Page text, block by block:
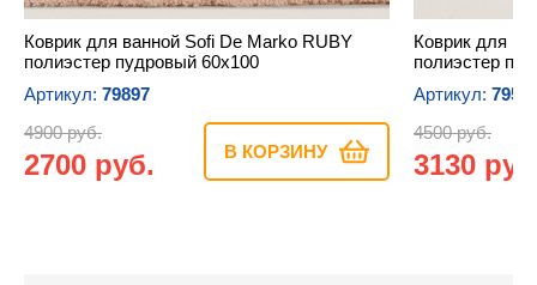
Коврик для ванной Sofi De Marko RUBY
полиэстер пудровый 60х100
Артикул: 79897
4900 руб.
2700 руб. В КОРЗИНУ
Коврик для
полиэстер
Артикул:
4500 руб.
3130